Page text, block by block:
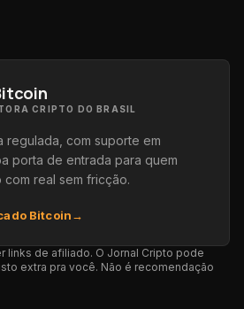
CRIPTO DO BRASIL
regulada, com suporte em
porta de entrada para quem
real sem fricção.
Bitcoin→
links de afiliado. O Jornal Cripto pode
extra pra você. Não é recomendação